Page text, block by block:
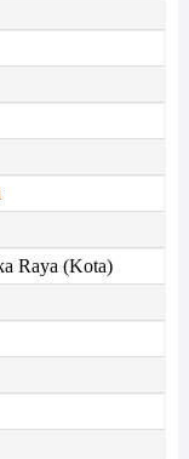
Raya (Kota)